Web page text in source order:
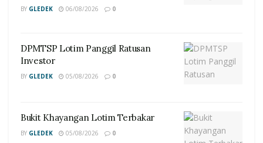
BY GLEDEK 06/08/2026 0
DPMTSP Lotim Panggil Ratusan
Investor
BY GLEDEK 05/08/2026 0
Bukit Khayangan Lotim Terbakar
BY GLEDEK 05/08/2026 0